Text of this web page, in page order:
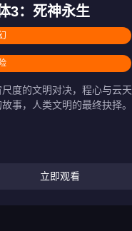
3：死神永生
尺度的文明对决，程心与云天
故事，人类文明的最终抉择。
立即观看